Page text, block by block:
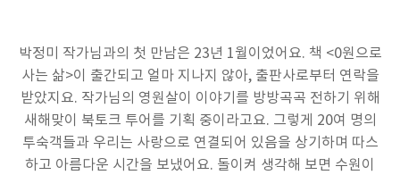
박정미 작가님과의 첫 만남은 23년 1월이었어요. 책 <0원으로
사는 삶>이 출간되고 얼마 지나지 않아, 출판사로부터 연락을
받았지요. 작가님의 영원살이 이야기를 방방곡곡 전하기 위해
새해맞이 북토크 투어를 기획 중이라고요. 그렇게 20여 명의
투숙객들과 우리는 사랑으로 연결되어 있음을 상기하며 따스
하고 아름다운 시간을 보냈어요. 돌이켜 생각해 보면 수원이